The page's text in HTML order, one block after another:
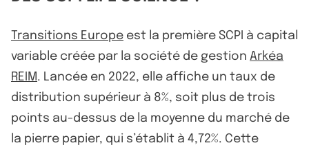
Transitions Europe est la première SCPI à capital
variable créée par la société de gestion Arkéa
REIM. Lancée en 2022, elle affiche un taux de
distribution supérieur à 8%, soit plus de trois
points au-dessus de la moyenne du marché de
la pierre papier, qui s’établit à 4,72%. Cette